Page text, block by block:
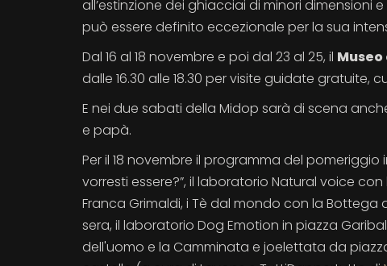
all’estinzione dei ghiacciai di minori
può essere definito eccezionale per la sua
Dal 16 al 18 novembre e poi dal 23 al 25, il
dalle 16.30 alle 18.30 per visite guidate gratuite,
E nei due sabati della Midop sarà di scena
e papà.
Per il 18 novembre il programma del
vorresti essere?”, il laboratorio Natural voice
Franca Grimaldi, i Tè dal mondo con la
sera, il laboratorio Dog Emotion in piazza
dell'uomo e la Camminata e joelettata da